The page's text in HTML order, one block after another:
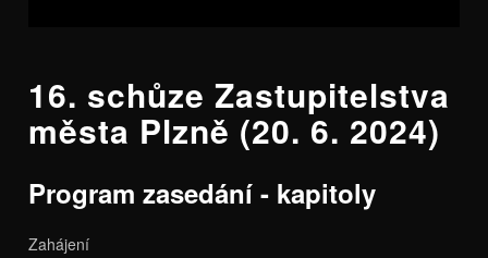
16. schůze Zastupitelstva
města Plzně (20. 6. 2024)
Program zasedání - kapitoly
Zahájení